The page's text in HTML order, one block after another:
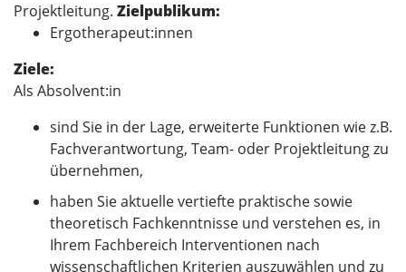
Projektleitung. Zielpublikum:
Ergotherapeut:innen
Ziele:
Als Absolvent:in
sind Sie in der Lage, erweiterte Funktionen wie z.B.
Fachverantwortung, Team- oder Projektleitung zu
übernehmen,
haben Sie aktuelle vertiefte praktische sowie
theoretisch Fachkenntnisse und verstehen es, in
Ihrem Fachbereich Interventionen nach
wissenschaftlichen Kriterien auszuwählen und zu